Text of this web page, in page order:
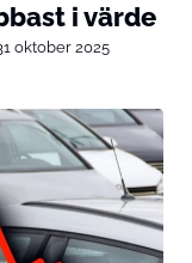
i värde
oktober 2025